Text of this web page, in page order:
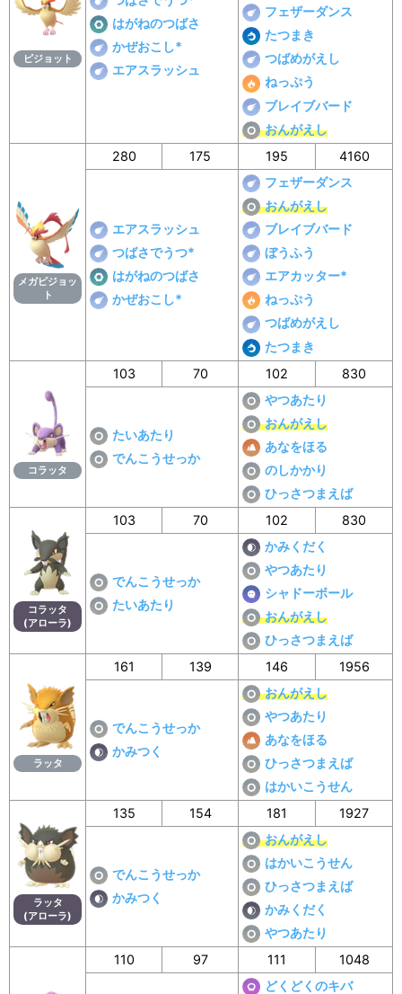
ピジョット
はがねのつばさ
かぜおこし*
エアスラッシュ
フェザーダンス
たつまき
つばめがえし
ねっぷう
ブレイブバード
おんがえし
メガピジョッ
ト
280 175 195 4160
エアスラッシュ
つばさでうつ*
はがねのつばさ
かぜおこし*
フェザーダンス
おんがえし
ブレイブバード
ぼうふう
エアカッター*
ねっぷう
つばめがえし
たつまき
コラッタ
103 70 102 830
たいあたり
でんこうせっか
やつあたり
おんがえし
あなをほる
のしかかり
ひっさつまえば
コラッタ
(アローラ)
103 70 102 830
でんこうせっか
たいあたり
かみくだく
やつあたり
シャドーボール
おんがえし
ひっさつまえば
ラッタ
161 139 146 1956
でんこうせっか
かみつく
おんがえし
やつあたり
あなをほる
ひっさつまえば
はかいこうせん
ラッタ
(アローラ)
135 154 181 1927
でんこうせっか
かみつく
おんがえし
はかいこうせん
ひっさつまえば
かみくだく
やつあたり
110 97 111 1048
どくどくのキバ